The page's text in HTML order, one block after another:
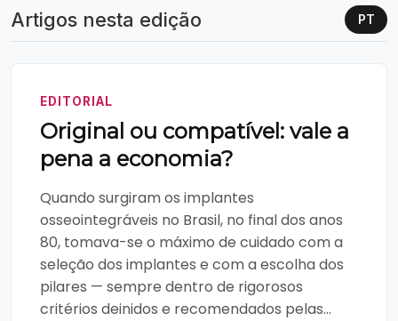
Artigos nesta edição PT
EDITORIAL
Original ou compatível: vale a
pena a economia?
Quando surgiram os implantes
osseointegráveis no Brasil, no final dos anos
80, tomava-se o máximo de cuidado com a
seleção dos implantes e com a escolha dos
pilares — sempre dentro de rigorosos
critérios deinidos e recomendados pelas...